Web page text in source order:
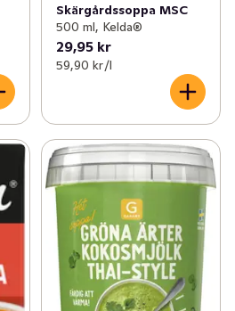
Skärgårdssoppa MSC
500 ml, Kelda®
29,95 kr
59,90 kr /l